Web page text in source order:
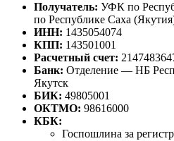
Получатель: УФК по
по Республике Саха
ИНН: 1435054074
КПП: 143501001
Расчетный счет:
Банк: Отделение — НБ
Якутск
БИК: 49805001
ОКТМО: 98616000
КБК:
Госпошлина за